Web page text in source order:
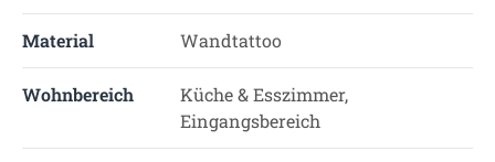
Material Wandtattoo
Wohnbereich
Küche & Esszimmer,
Eingangsbereich